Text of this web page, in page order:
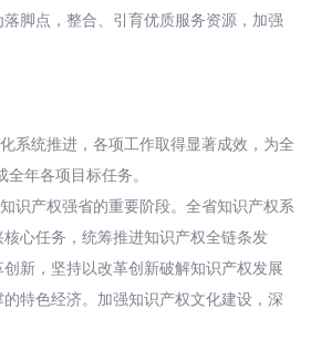
脚点，整合、引育优质服务资源，加强
系统推进，各项工作取得显著成效，为全
年各项目标任务。
识产权强省的重要阶段。全省知识产权系
心任务，统筹推进知识产权全链条发
新，坚持以改革创新破解知识产权发展
特色经济。加强知识产权文化建设，深